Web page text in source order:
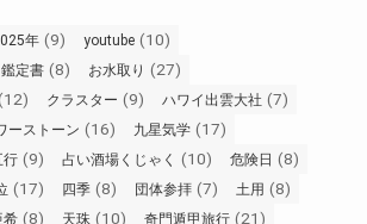
年 (9) youtube (10)
定書 (8) お水取り (27)
クラスター (9) ハワイ出雲大社 (7)
ーストーン (16) 九星気学 (17)
行 (9) 占い酒場くじゃく (10) 危険日 (8)
(17) 四季 (8) 団体参拝 (7) 土用 (8)
(8) 天珠 (10) 奇門遁甲旅行 (21)